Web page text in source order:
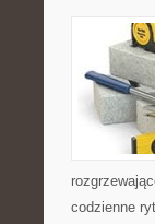
codzienne